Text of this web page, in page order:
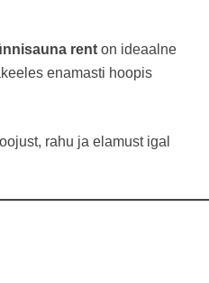
rent on ideaalne
enamasti hoopis
rahu ja elamust igal